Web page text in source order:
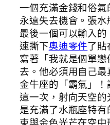
一個充滿金錢和俗
永遠失去機會。張
最後一個可以輸入
速撕下奧迪零件了貼
寫著「我就是個單
去。他必須用自己
金牛座的「霸氣」！
這一次，射向天空
是充滿了水瓶座特